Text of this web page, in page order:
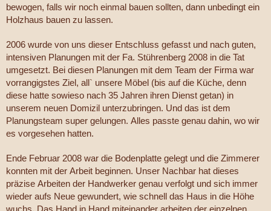
bewogen, falls wir noch einmal bauen sollten, dann unbedingt ein
Holzhaus bauen zu lassen.
2006 wurde von uns dieser Entschluss gefasst und nach guten,
intensiven Planungen mit der Fa. Stührenberg 2008 in die Tat
umgesetzt. Bei diesen Planungen mit dem Team der Firma war
vorrangigstes Ziel, all` unsere Möbel (bis auf die Küche, denn
diese hatte sowieso nach 35 Jahren ihren Dienst getan) in
unserem neuen Domizil unterzubringen. Und das ist dem
Planungsteam super gelungen. Alles passte genau dahin, wo wir
es vorgesehen hatten.
Ende Februar 2008 war die Bodenplatte gelegt und die Zimmerer
konnten mit der Arbeit beginnen. Unser Nachbar hat dieses
präzise Arbeiten der Handwerker genau verfolgt und sich immer
wieder aufs Neue gewundert, wie schnell das Haus in die Höhe
wuchs. Das Hand in Hand miteinander arbeiten der einzelnen